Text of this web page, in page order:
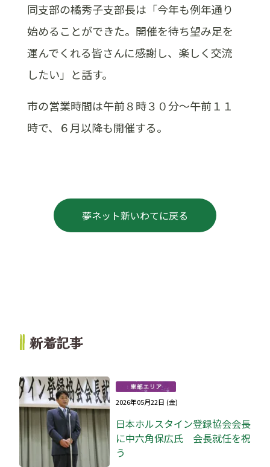
同支部の橘秀子支部長は「今年も例年通り
始めることができた。開催を待ち望み足を
運んでくれる皆さんに感謝し、楽しく交流
したい」と話す。
市の営業時間は午前８時３０分～午前１１
時で、６月以降も開催する。
夢ネット新いわてに戻る
新着記事
2026年05月22日 (金)
日本ホルスタイン登録協会会長
に中六角保広氏 会長就任を祝
う